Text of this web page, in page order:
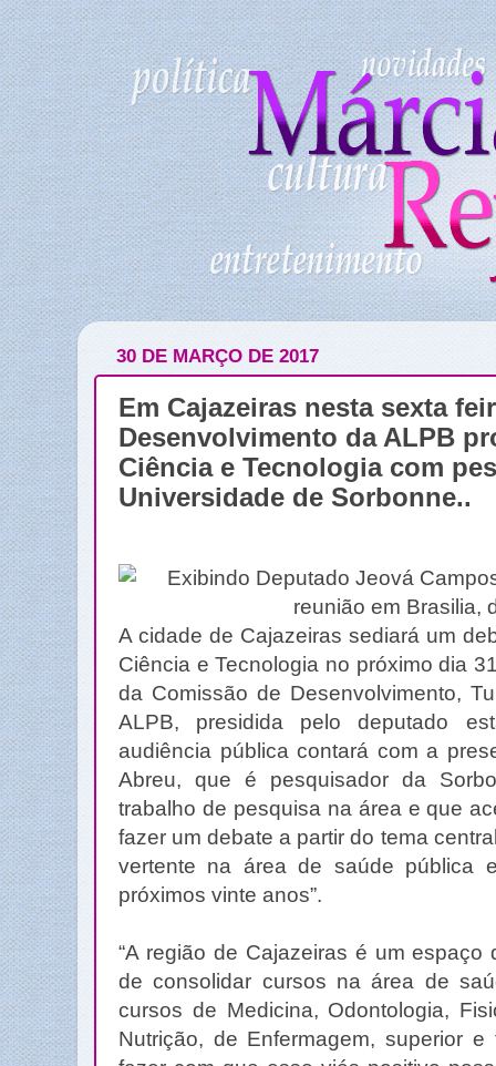
30 DE MARÇO DE 2017
Em Cajazeiras nesta sexta
Desenvolvimento da ALPB
Ciência e Tecnologia com
Universidade de Sorbonne..
A cidade de Cajazeiras sediará um
Ciência e Tecnologia no próximo dia
da Comissão de Desenvolvimento,
ALPB, presidida pelo deputado
audiência pública contará com a
Abreu, que é pesquisador da
trabalho de pesquisa na área e que
fazer um debate a partir do tema
vertente na área de saúde pública
próximos vinte anos”.
“A região de Cajazeiras é um
de consolidar cursos na área de
cursos de Medicina, Odontologia,
Nutrição, de Enfermagem, superior